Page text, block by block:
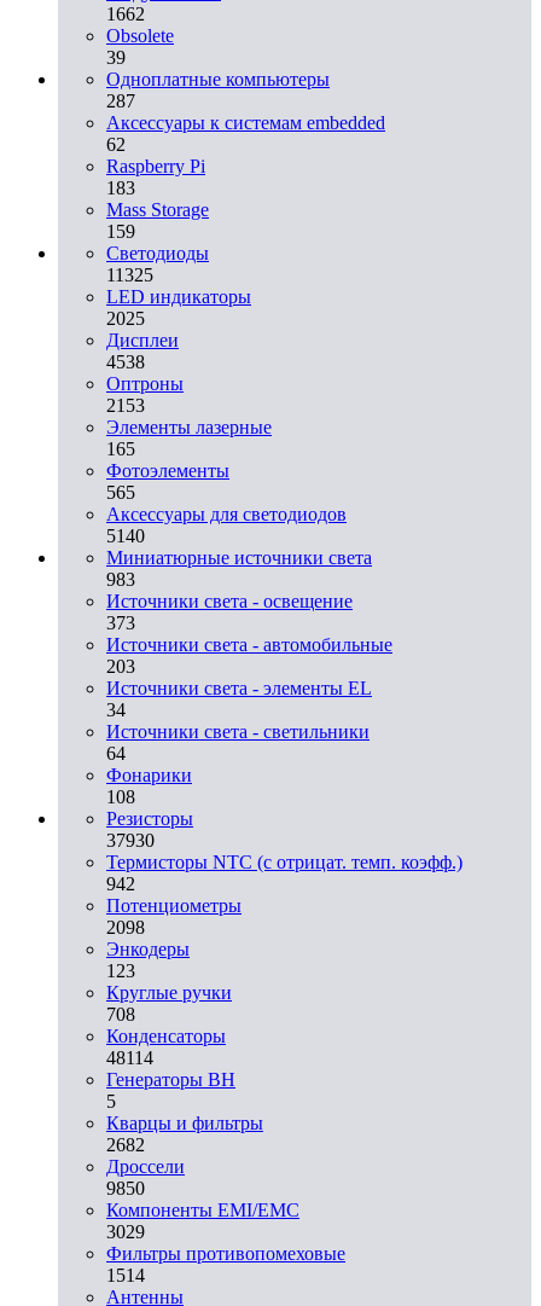
1662
Obsolete
39
Одноплатные компьютеры
287
Аксессуары к системам embedded
62
Raspberry Pi
183
Mass Storage
159
Светодиоды
11325
LED индикаторы
2025
Дисплеи
4538
Оптроны
2153
Элементы лазерные
165
Фотоэлементы
565
Аксессуары для светодиодов
5140
Миниатюрные источники света
983
Источники света - освещение
373
Источники света - автомобильные
203
Источники света - элементы EL
34
Источники света - светильники
64
Фонарики
108
Резисторы
37930
Термисторы NTC (с отрицат. темп. коэфф.)
942
Потенциометры
2098
Энкодеры
123
Круглые ручки
708
Конденсаторы
48114
Генераторы ВН
5
Кварцы и фильтры
2682
Дроссели
9850
Компоненты EMI/EMC
3029
Фильтры противопомеховые
1514
Антенны